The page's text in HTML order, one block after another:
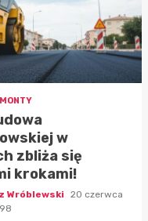
w
zbliża się
krokami!
Wróblewski
20 czerwca